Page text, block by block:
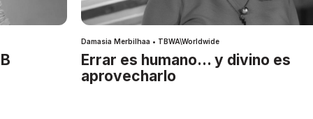
Damasia Merbilhaa • TBWA\Worldwide
Errar es humano… y divino es
aprovecharlo